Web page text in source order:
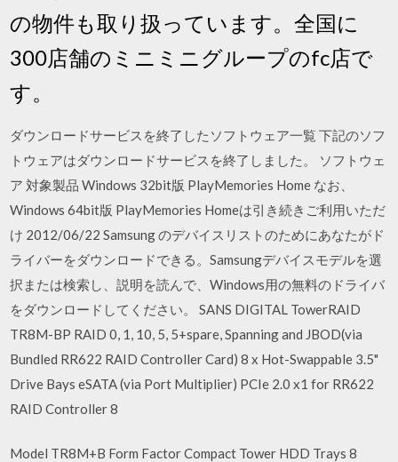
の物件も取り扱っています。全国に
300店舗のミニミニグループのfc店で
す。
ダウンロードサービスを終了したソフトウェア一覧 下記のソフ
トウェアはダウンロードサービスを終了しました。 ソフトウェ
ア 対象製品 Windows 32bit版 PlayMemories Home なお、
Windows 64bit版 PlayMemories Homeは引き続きご利用いただ
け 2012/06/22 Samsung のデバイスリストのためにあなたがド
ライバーをダウンロードできる。Samsungデバイスモデルを選
択または検索し、説明を読んで、Windows用の無料のドライバ
をダウンロードしてください。 SANS DIGITAL TowerRAID
TR8M-BP RAID 0, 1, 10, 5, 5+spare, Spanning and JBOD(via
Bundled RR622 RAID Controller Card) 8 x Hot-Swappable 3.5"
Drive Bays eSATA (via Port Multiplier) PCIe 2.0 x1 for RR622
RAID Controller 8
Model TR8M+B Form Factor Compact Tower HDD Trays 8